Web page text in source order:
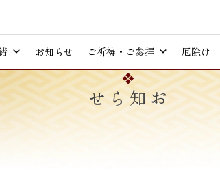
お知らせ ご祈祷・ご参拝 厄除け
お知らせ